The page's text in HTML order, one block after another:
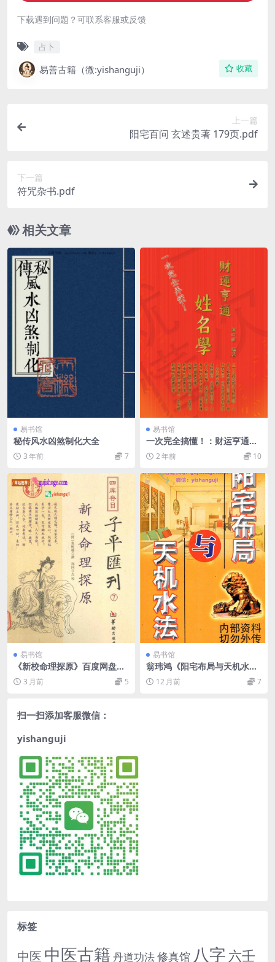
下载遇到问题？可联系客服或反馈
占卜
易善古籍（微:yishanguji） 收藏
上一篇
阳宅百问 玄述贵著 179页.pdf
下一篇
符咒杂书.pdf
相关文章
易书馆
秘传风水凶煞制化大全
3 年前 7
易书馆
一次完全搞懂！：财运亨通姓
名学2 年前 10
易书馆
《新校命理探原》百度网盘下
载 3 月前 5
易书馆
翁玮鸿《阳宅布局与天机水
法》12 月前 7
扫一扫添加客服微信：
yishanguji
标签
中医 中医古籍 丹道功法修真馆 八字 六壬